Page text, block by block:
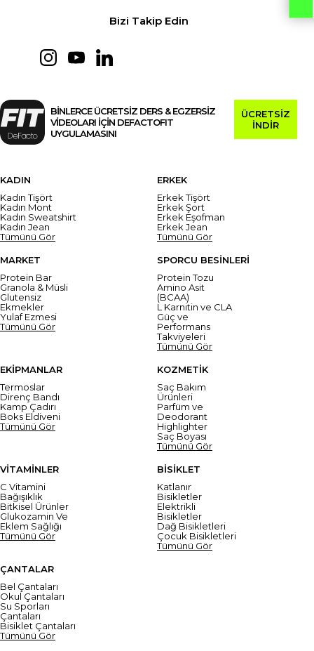
Bizi Takip Edin
BİNLERCE ÜCRETSİZ DERS & EGZERSİZ
VİDEOLARI İÇİN DEFACTOFIT
UYGULAMASINI
ÜCRETSİZ
İNDİR
KADIN
Kadın Tişört
Kadın Mont
Kadın Sweatshirt
Kadın Jean
Tümünü Gör
ERKEK
Erkek Tişört
Erkek Şort
Erkek Eşofman
Erkek Jean
Tümünü Gör
MARKET
Protein Bar
Granola & Müsli
Glutensiz
Ekmekler
Yulaf Ezmesi
Tümünü Gör
SPORCU BESİNLERİ
Protein Tozu
Amino Asit
(BCAA)
L Karnitin ve CLA
Güç ve
Performans
Takviyeleri
Tümünü Gör
EKİPMANLAR
Termoslar
Direnç Bandı
Kamp Çadırı
Boks Eldiveni
Tümünü Gör
KOZMETİK
Saç Bakım
Ürünleri
Parfüm ve
Deodorant
Highlighter
Saç Boyası
Tümünü Gör
VİTAMİNLER
C Vitamini
Bağışıklık
Bitkisel Ürünler
Glukozamin Ve
Eklem Sağlığı
Tümünü Gör
BİSİKLET
Katlanır
Bisikletler
Elektrikli
Bisikletler
Dağ Bisikletleri
Çocuk Bisikletleri
Tümünü Gör
ÇANTALAR
Bel Çantaları
Okul Çantaları
Su Sporları
Çantaları
Bisiklet Çantaları
Tümünü Gör